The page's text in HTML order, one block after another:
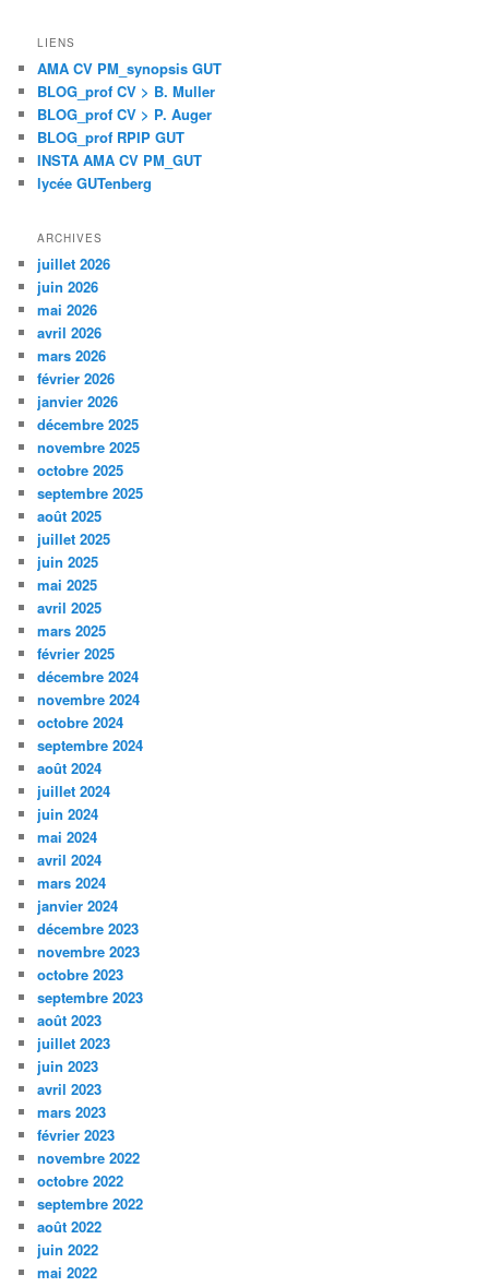
LIENS
AMA CV PM_synopsis GUT
BLOG_prof CV > B. Muller
BLOG_prof CV > P. Auger
BLOG_prof RPIP GUT
INSTA AMA CV PM_GUT
lycée GUTenberg
ARCHIVES
juillet 2026
juin 2026
mai 2026
avril 2026
mars 2026
février 2026
janvier 2026
décembre 2025
novembre 2025
octobre 2025
septembre 2025
août 2025
juillet 2025
juin 2025
mai 2025
avril 2025
mars 2025
février 2025
décembre 2024
novembre 2024
octobre 2024
septembre 2024
août 2024
juillet 2024
juin 2024
mai 2024
avril 2024
mars 2024
janvier 2024
décembre 2023
novembre 2023
octobre 2023
septembre 2023
août 2023
juillet 2023
juin 2023
avril 2023
mars 2023
février 2023
novembre 2022
octobre 2022
septembre 2022
août 2022
juin 2022
mai 2022